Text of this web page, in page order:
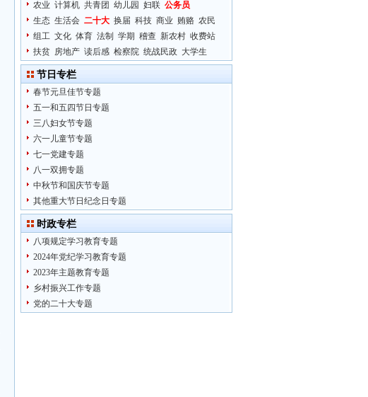
农业 计算机 共青团 幼儿园 妇联 公务员
生态 生活会 二十大 换届 科技 商业 贿赂 农民
组工 文化 体育 法制 学期 稽查 新农村 收费站
扶贫 房地产 读后感 检察院 统战民政 大学生
节日专栏
春节元旦佳节专题
五一和五四节日专题
三八妇女节专题
六一儿童节专题
七一党建专题
八一双拥专题
中秋节和国庆节专题
其他重大节日纪念日专题
时政专栏
八项规定学习教育专题
2024年党纪学习教育专题
2023年主题教育专题
乡村振兴工作专题
党的二十大专题